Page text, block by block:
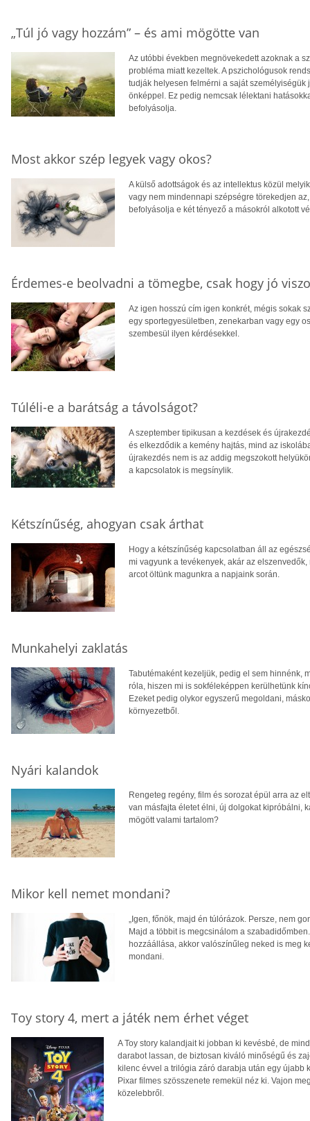
„Túl jó vagy hozzám” – és ami mögötte van
Az utóbbi években megnövekedett azoknak a
probléma miatt kezeltek. A pszichológusok
tudják helyesen felmérni a saját
önképpel. Ez pedig nemcsak lélektani
befolyásolja.
Most akkor szép legyek vagy okos?
A külső adottságok és az intellektus közül
vagy nem mindennapi szépségre törekedjen
befolyásolja e két tényező a másokról alkotott
Érdemes-e beolvadni a tömegbe, csak hogy jó
Az igen hosszú cím igen konkrét, mégis sokak
egy sportegyesületben, zenekarban vagy egy
szembesül ilyen kérdésekkel.
Túléli-e a barátság a távolságot?
A szeptember tipikusan a kezdések és
és elkezdődik a kemény hajtás, mind az
újrakezdés nem is az addig megszokott
a kapcsolatok is megsínylik.
Kétszínűség, ahogyan csak árthat
Hogy a kétszínűség kapcsolatban áll az
mi vagyunk a tevékenyek, akár az
arcot öltünk magunkra a napjaink során.
Munkahelyi zaklatás
Tabutémaként kezeljük, pedig el sem hinnénk,
róla, hiszen mi is sokféleképpen kerülhetünk
Ezeket pedig olykor egyszerű megoldani,
környezetből.
Nyári kalandok
Rengeteg regény, film és sorozat épül arra az
van másfajta életet élni, új dolgokat kipróbálni,
mögött valami tartalom?
Mikor kell nemet mondani?
„Igen, főnök, majd én túlórázok. Persze, nem
Majd a többit is megcsinálom a
hozzáállása, akkor valószínűleg neked is meg
mondani.
Toy story 4, mert a játék nem érhet véget
A Toy story kalandjait ki jobban ki kevésbé, de
darabot lassan, de biztosan kiváló minőségű és
kilenc évvel a trilógia záró darabja után egy újabb
Pixar filmes szösszenete remekül néz ki. Vajon
közelebbről.